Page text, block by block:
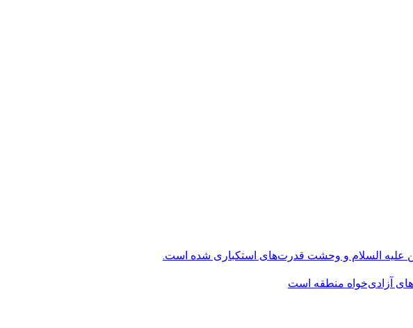
علیه السلام و وحشت قدرت‌های استکباری شده است.
آزادی‌خواه منطقه است